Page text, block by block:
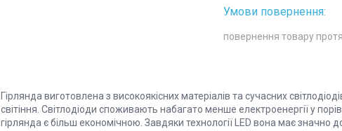
повернення товару
Гірлянда виготовлена з високоякісних матеріалів та сучасних
світіння. Світлодіоди споживають набагато менше електроенергії у
гірлянда є більш економічною. Завдяки технології LED вона має значно